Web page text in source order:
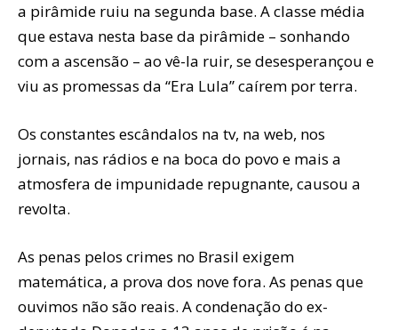
a pirâmide ruiu na segunda base. A classe média
que estava nesta base da pirâmide – sonhando
com a ascensão – ao vê-la ruir, se desesperançou e
viu as promessas da “Era Lula” caírem por terra.
Os constantes escândalos na tv, na web, nos
jornais, nas rádios e na boca do povo e mais a
atmosfera de impunidade repugnante, causou a
revolta.
As penas pelos crimes no Brasil exigem
matemática, a prova dos nove fora. As penas que
ouvimos não são reais. A condenação do ex-